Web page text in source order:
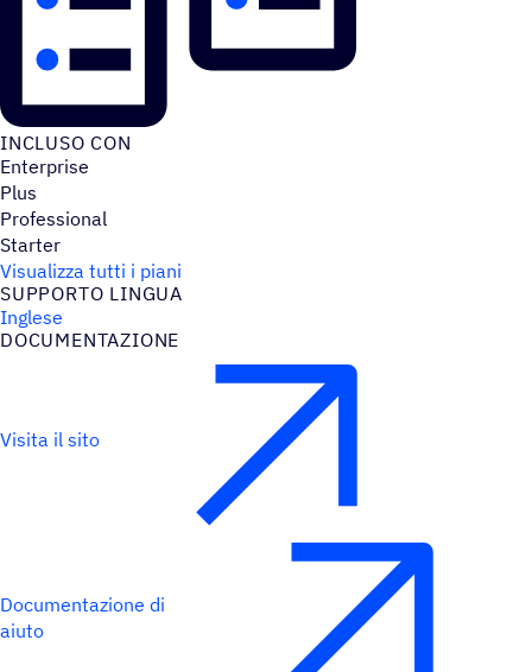
INCLUSO CON
Enterprise
Plus
Professional
Starter
Visualizza tutti i piani
SUPPORTO LINGUA
Inglese
DOCU­MEN­TA­ZIONE
Visita il sito
Documentazione di
aiuto